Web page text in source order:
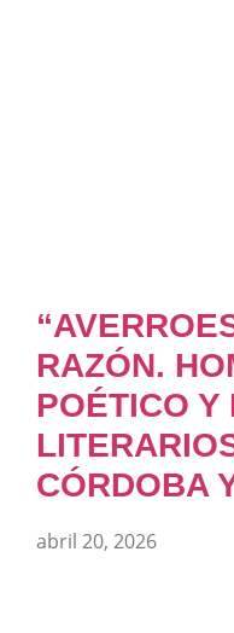
RAZÓN.
POÉTICO Y
CÓRDOBA
abril 20, 2026